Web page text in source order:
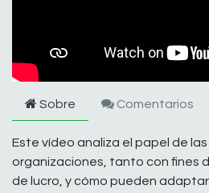
Sobre Comentarios
Este vídeo analiza el papel de
organizaciones, tanto con fines
de lucro, y cómo pueden